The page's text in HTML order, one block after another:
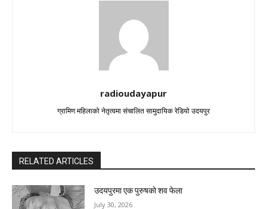
radioudayapur
ग्रामिण महिलाको नेतृत्वमा संचालित सामुदायिक रेडियो उदयपुर
RELATED ARTICLES
उदयपुरमा एक पुरुषको शव फेला
July 30, 2026